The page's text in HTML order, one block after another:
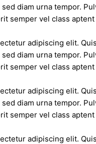
diam urna tempor.
semper vel class
adipiscing elit.
diam urna tempor.
semper vel class
adipiscing elit.
diam urna tempor.
semper vel class
adipiscing elit.